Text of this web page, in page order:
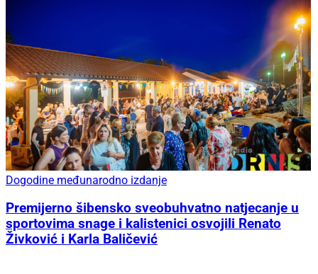
Dogodine međunarodno izdanje
Premijerno šibensko sveobuhvatno natjecanje u
sportovima snage i kalistenici osvojili Renato
Živković i Karla Baličević